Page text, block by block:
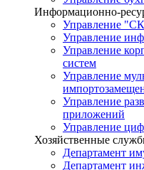
Информационно-
Управление
Управление
Управление
систем
Управление
Управление
приложений
Управление
Хозяйственные
Департамент
Департамент